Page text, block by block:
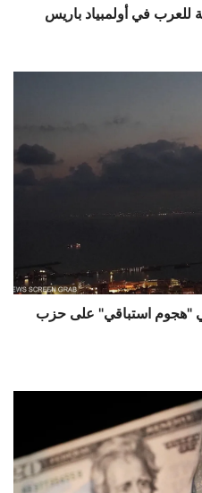
للعرب في أولمبياد باريس
في "هجوم استباقي" على حزب